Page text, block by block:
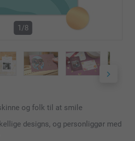
1/8
og folk til at smile
designs, og personliggør med